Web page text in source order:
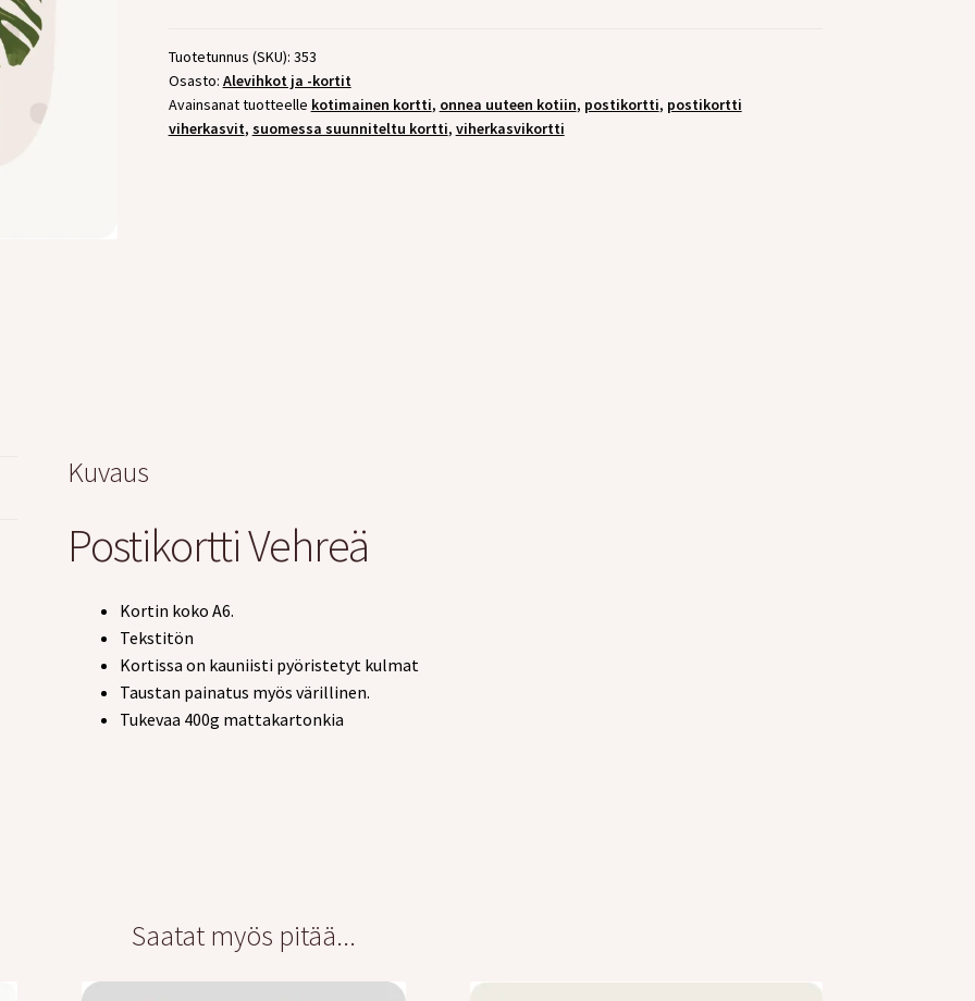
Tuotetunnus (SKU): 353
Osasto: Alevihkot ja -kortit
Avainsanat tuotteelle kotimainen kortti, onnea uuteen kotiin, postikortti, postikortti
viherkasvit, suomessa suunniteltu kortti, viherkasvikortti
Kuvaus
Postikortti Vehreä
Kortin koko A6.
Tekstitön
Kortissa on kauniisti pyöristetyt kulmat
Taustan painatus myös värillinen.
Tukevaa 400g mattakartonkia
Saatat myös pitää...